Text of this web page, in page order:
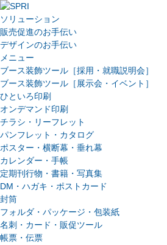
ソリューション
販売促進のお手伝い
デザインのお手伝い
メニュー
ブース装飾ツール［採用・就職説明会］
ブース装飾ツール［展示会・イベント］
ひといろ印刷
オンデマンド印刷
チラシ・リーフレット
パンフレット・カタログ
ポスター・横断幕・垂れ幕
カレンダー・手帳
定期刊行物・書籍・写真集
DM・ハガキ・ポストカード
封筒
フォルダ・パッケージ・包装紙
名刺・カード・販促ツール
帳票・伝票